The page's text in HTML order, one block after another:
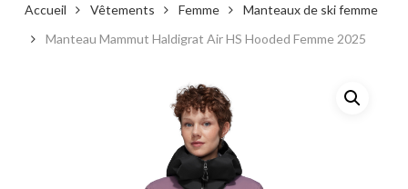
Accueil Vêtements Femme
Manteaux de ski femme
Manteau Mammut Haldigrat Air HS Hooded Femme 2025